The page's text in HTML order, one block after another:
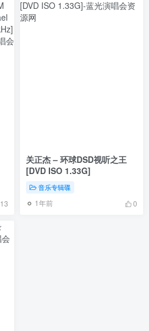
13
关正杰 – 环球DSD视听之王
[DVD ISO 1.33G]
音乐专辑碟
1年前 0